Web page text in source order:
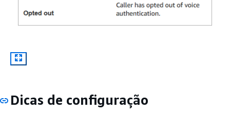
Dicas de configuração